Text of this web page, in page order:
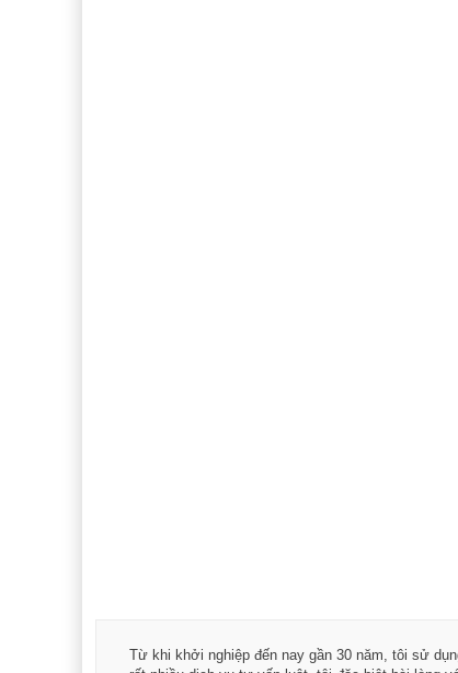
Từ khi khởi nghiệp đến nay gần 30 năm, tôi sử